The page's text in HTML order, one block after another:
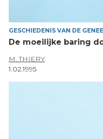
GESCHIEDENIS VAN DE
De moeilijke baring
M. THIERY
1.02.1995